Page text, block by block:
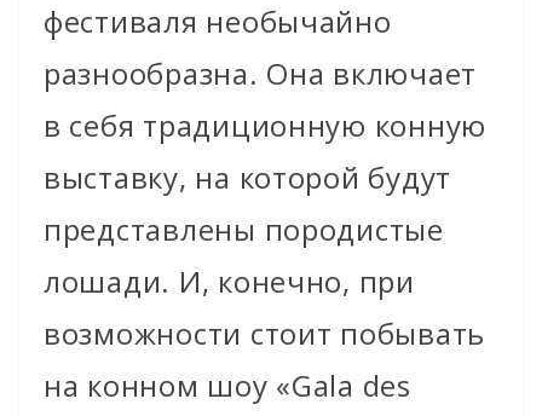
фестиваля необычайно
разнообразна. Она включает
в себя традиционную конную
выставку, на которой будут
представлены породистые
лошади. И, конечно, при
возможности стоит побывать
на конном шоу «Gala des